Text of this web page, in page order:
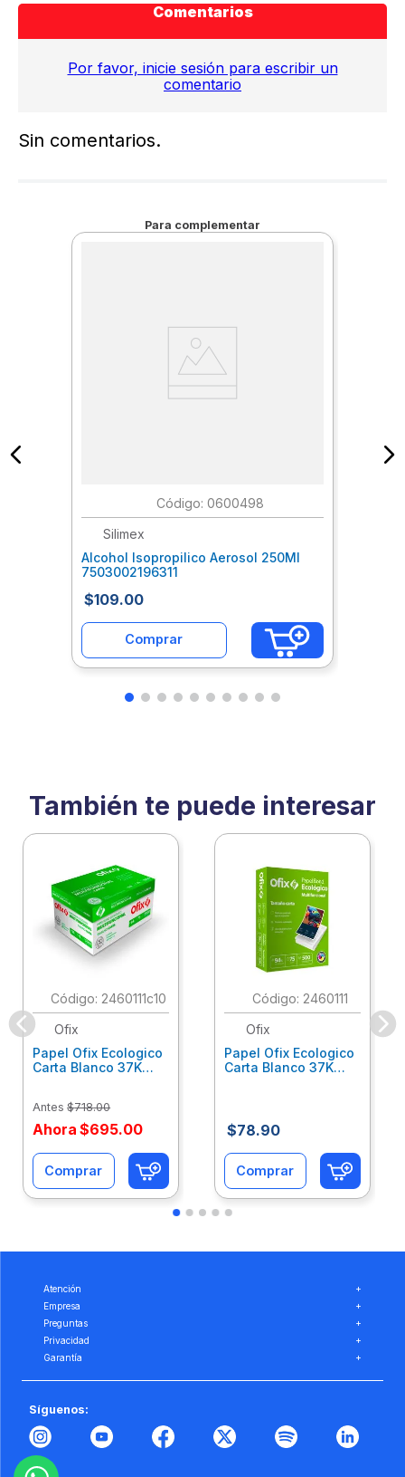
Comentarios
Por favor, inicie sesión para escribir un
comentario
Sin comentarios.
Para complementar
: 0600498
Silimex
Alcohol Isopropilico Aerosol 250Ml
7503002196311
$109.00
Comprar
También te puede interesar
: 2460111c10
Ofix
Papel Ofix Ecologico
Carta Blanco 37K
Antes $718.00
Ahora $695.00
Comprar
: 2460111
Ofix
Papel Ofix Ecologico
Carta Blanco 37K
$78.90
Comprar
Atención
+
Empresa
+
Preguntas
+
Privacidad
+
Garantía
+
Síguenos: